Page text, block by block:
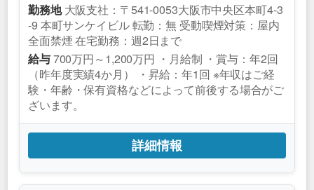
勤務地大阪支社：〒541-0053大阪市中央区本町4-3
-9 本町サンケイビル 転勤：無 受動喫煙対策：屋内
全面禁煙 在宅勤務：週2日まで
給与700万円～1,200万円 ・月給制 ・賞与：年2回
（昨年度実績4か月） ・昇給：年1回 ※年収はご経
験・年齢・保有資格などによって前後する場合がご
ざいます。
詳細情報